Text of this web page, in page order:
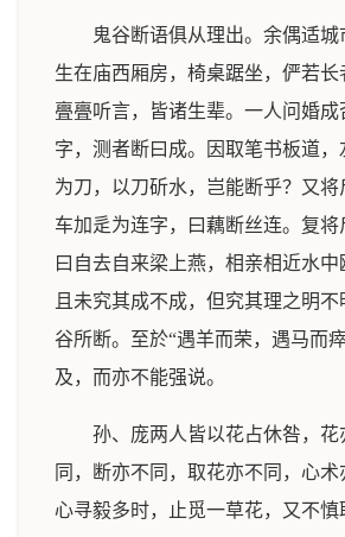
鬼谷断语俱从理出。余偶适城
生在庙西厢房，椅桌踞坐，俨若长
亹亹听言，皆诸生辈。一人问婚
字，测者断曰成。因取笔书板道，
为刀，以刀斫水，岂能断乎？又将
车加辵为连字，曰藕断丝连。复将
曰自去自来梁上燕，相亲相近水中
且未究其成不成，但究其理之明
谷所断。至於“遇羊而荣，遇马而
及，而亦不能强说。
孙、庞两人皆以花占休咎，花
同，断亦不同，取花亦不同，心
心寻毅多时，止觅一草花，又不慎